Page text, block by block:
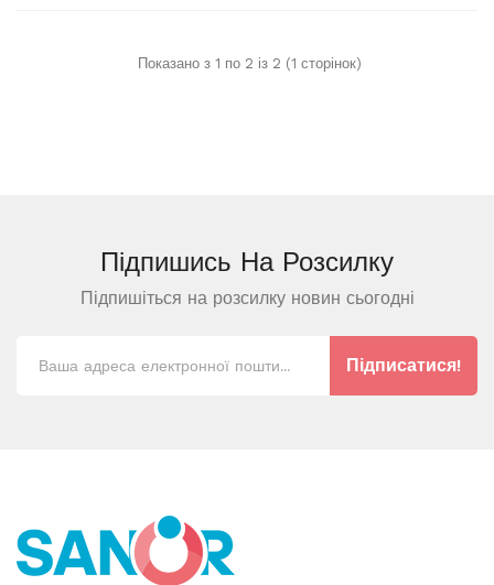
Показано з 1 по 2 із 2 (1 сторінок)
Підпишись На Розсилку
Підпишіться на розсилку новин сьогодні
Підписатися!